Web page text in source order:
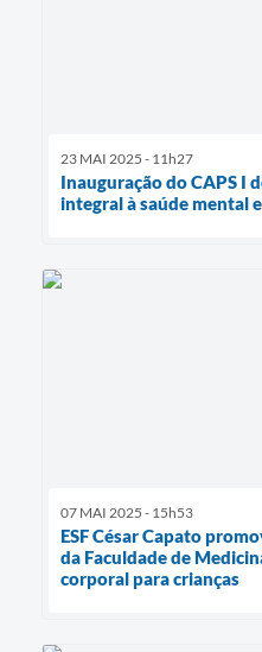
23 MAI 2025 - 11h27
Inauguração do CAPS I
integral à saúde mental
07 MAI 2025 - 15h53
ESF César Capato
da Faculdade de
corporal para crianças